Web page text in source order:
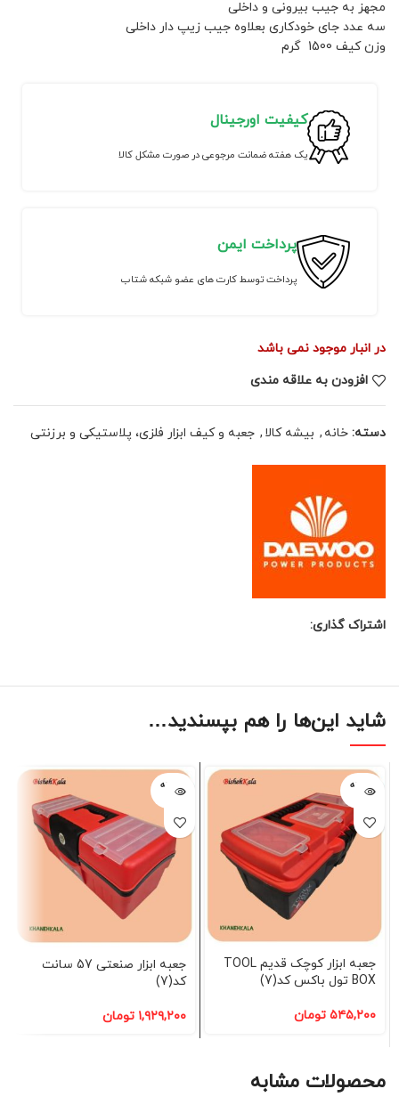
مجهز به جیب بیرونی و داخلی
سه عدد جای خودکاری بعلاوه جیب زیپ دار داخلی
وزن کیف 1500 گرم
کیفیت اورجینال
یک هفته ضمانت مرجوعی در صورت مشکل کالا
پرداخت ایمن
پرداخت توسط کارت های عضو شبکه شتاب
در انبار موجود نمی باشد
افزودن به علاقه مندی
دسته: خانه , بیشه کالا , جعبه و کیف ابزار فلزی، پلاستیکی و برزنتی
اشتراک گذاری:
شاید این‌ها را هم بپسندید…
فروخته
شده
جعبه ابزار کوچک قدیم TOOL
BOX تول باکس کد(7)
۵۴۵,۲۰۰ تومان
فروخته
شده
جعبه ابزار صنعتی 57 سانت
کد(7)
۱,۹۲۹,۲۰۰ تومان
محصولات مشابه